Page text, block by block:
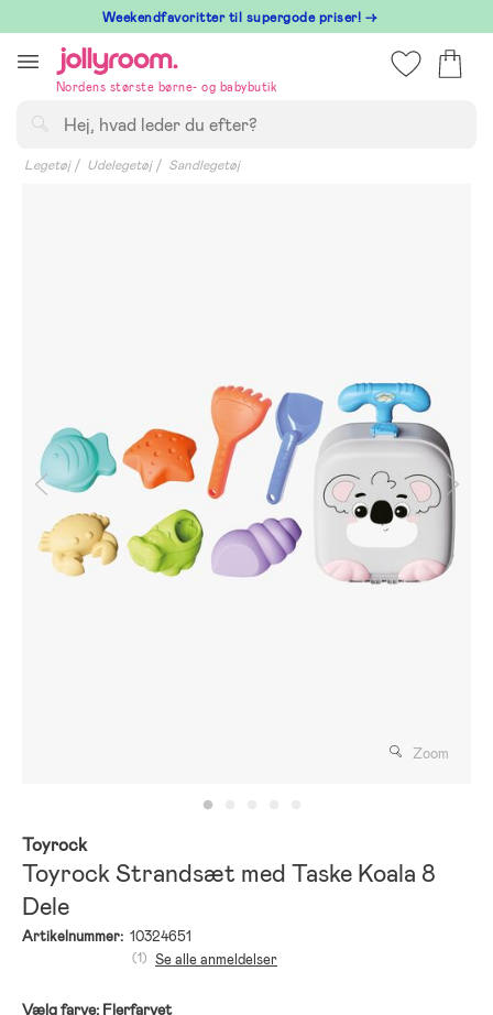
till
innehållet
⁠ Weekendfavoritter til supergode priser! →
Nordens største børne- og babybutik
Legetøj Udelegetøj Sandlegetøj
Zoom
Toyrock
Toyrock Strandsæt med Taske Koala 8
Dele
Artikelnummer: 10324651
(1) Se alle anmeldelser
Vælg farve: Flerfarvet